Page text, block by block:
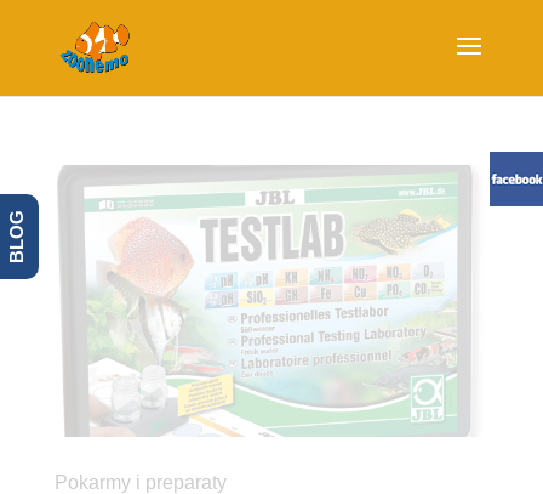
Pokarmy i preparaty
BLOG